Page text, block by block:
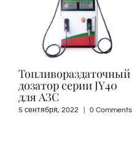
Топливораздаточный
дозатор серии JY40
для АЗС
5 сентября, 2022 0 Comments